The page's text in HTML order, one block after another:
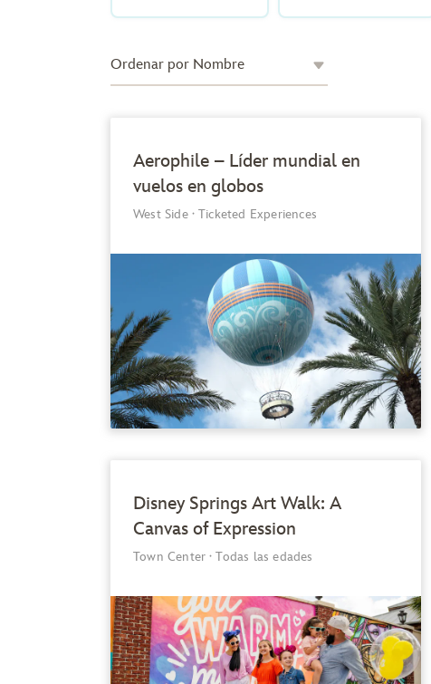
Aerophile – Líder mundial en
vuelos en globos
West Side · Ticketed Experiences
Disney Springs Art Walk: A
Canvas of Expression
Town Center · Todas las edades